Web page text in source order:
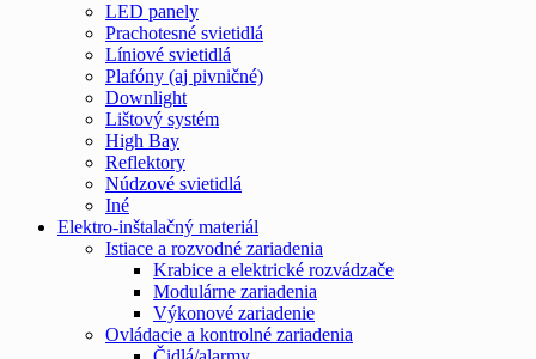
LED panely
Prachotesné svietidlá
Líniové svietidlá
Plafóny (aj pivničné)
Downlight
Lištový systém
High Bay
Reflektory
Núdzové svietidlá
Iné
Elektro-inštalačný materiál
Istiace a rozvodné zariadenia
Krabice a elektrické rozvádzače
Modulárne zariadenia
Výkonové zariadenie
Ovládacie a kontrolné zariadenia